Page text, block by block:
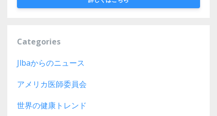
Categories
Jlbaからのニュース
アメリカ医師委員会
世界の健康トレンド